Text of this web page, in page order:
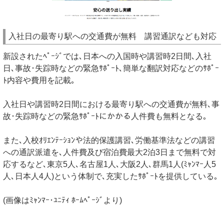
入社日の最寄り駅への交通費が無料 講習通訳なども対応
新設されたﾍﾟｰｼﾞでは､日本への入国時や講習時2日間､入社
日､事故･失踪時などの緊急ｻﾎﾟｰﾄ､簡単な翻訳対応などのｻﾎﾟｰ
ﾄ内容や費用を記載｡
入社日や講習時2日間における最寄り駅への交通費が無料､事
故･失踪時などの緊急ｻﾎﾟｰﾄにかかる人件費も無料となる｡
また､入校ｵﾘｴﾝﾃｰｼｮﾝや法的保護講習､労働基準法などの講習
への通訳派遣を､人件費及び宿泊費最大2泊3日まで無料で対
応するなど､東京5人､名古屋1人､大阪2人､群馬1人(ﾐｬﾝﾏｰ人5
人､日本人4人)という体制で､充実したｻﾎﾟｰﾄを提供している｡
(画像はﾐｬﾝﾏｰ･ﾕﾆﾃｨ ﾎｰﾑﾍﾟｰｼﾞより)